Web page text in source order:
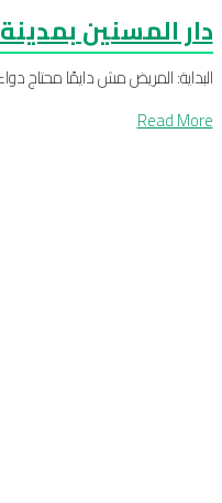
دار المسنين بمدينة نصر
البداية: المريض مش دايمًا محتاج
Read More